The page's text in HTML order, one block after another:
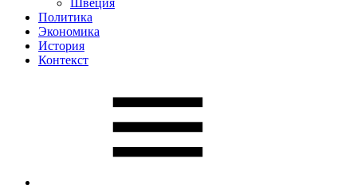
Швеция
Политика
Экономика
История
Контекст